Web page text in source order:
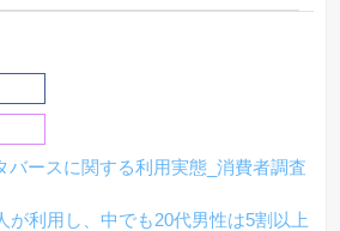
バースに関する利用実態_消費者調査
が利用し、中でも20代男性は5割以上